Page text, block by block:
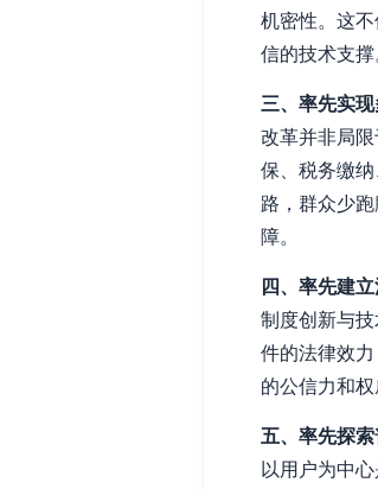
机密性。这
信的技术支撑
三、率先实
改革并非局
保、税务缴
路，群众少
障。
四、率先建
制度创新与
件的法律效
的公信力和
五、率先探
以用户为中